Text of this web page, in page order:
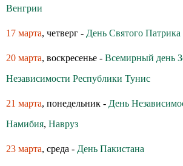
Венгрии
17 марта, четверг - День Святого Патрика
20 марта, воскресенье - Всемирный день
Независимости Республики Тунис
21 марта, понедельник - День
Намибия, Навруз
23 марта, среда - День Пакистана